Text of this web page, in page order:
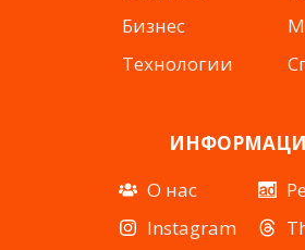
Бизнес
Технологии
О нас
Instagram